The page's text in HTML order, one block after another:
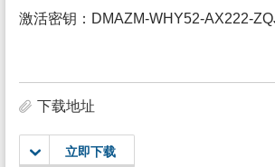
激活密钥：DMAZM-WHY52-AX222-
下载地址
立即下载